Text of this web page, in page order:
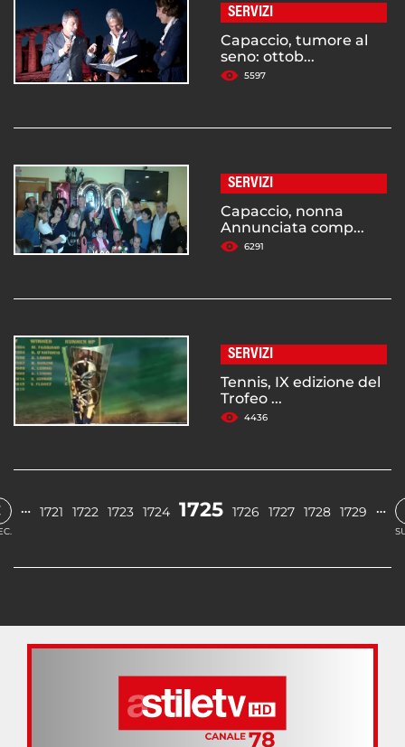
SERVIZI
Capaccio, tumore al
seno: ottob...
5597
SERVIZI
Capaccio, nonna
Annunciata comp...
6291
SERVIZI
Tennis, IX edizione del
Trofeo ...
4436
… 1721 1722 1723 1724 1725 1726 1727 1728 1729 …